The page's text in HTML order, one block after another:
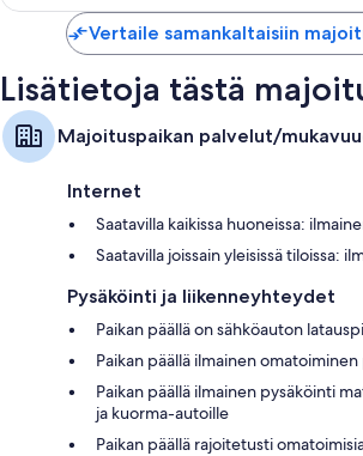
Vertaile samankaltaisiin
Lisätietoja tästä
Majoituspaikan palvelut/
Internet
Saatavilla kaikissa huoneissa:
Saatavilla joissain yleisissä tiloissa:
Pysäköinti ja liikenneyhteydet
Paikan päällä on sähköauton
Paikan päällä ilmainen
Paikan päällä ilmainen pysäköinti
ja kuorma-autoille
Paikan päällä rajoitetusti